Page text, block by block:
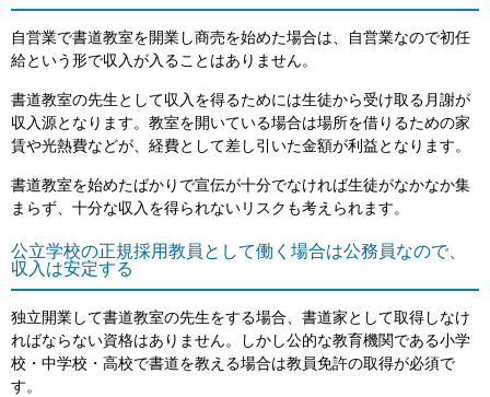
自営業で書道教室を開業し商売を始めた場合は、自営業なので初任
給という形で収入が入ることはありません。
書道教室の先生として収入を得るためには生徒から受け取る月謝が
収入源となります。教室を開いている場合は場所を借りるための家
賃や光熱費などが、経費として差し引いた金額が利益となります。
書道教室を始めたばかりで宣伝が十分でなければ生徒がなかなか集
まらず、十分な収入を得られないリスクも考えられます。
公立学校の正規採用教員として働く場合は公務員なので、
収入は安定する
独立開業して書道教室の先生をする場合、書道家として取得しなけ
ればならない資格はありません。しかし公的な教育機関である小学
校・中学校・高校で書道を教える場合は教員免許の取得が必須で
す。